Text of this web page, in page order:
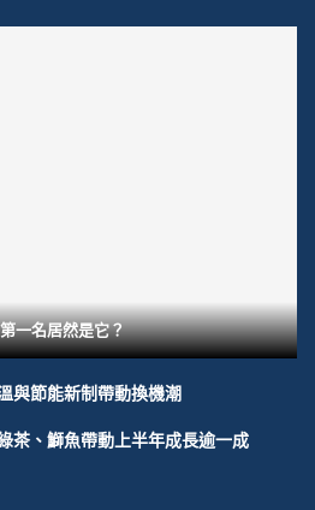
一名居然是它？
與節能新制帶動換機潮
茶、鰤魚帶動上半年成長逾一成